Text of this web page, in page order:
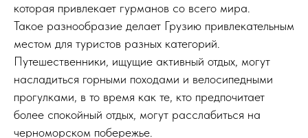
которая привлекает гурманов со всего мира.
Такое разнообразие делает Грузию привлекательным
местом для туристов разных категорий.
Путешественники, ищущие активный отдых, могут
насладиться горными походами и велосипедными
прогулками, в то время как те, кто предпочитает
более спокойный отдых, могут расслабиться на
черноморском побережье.